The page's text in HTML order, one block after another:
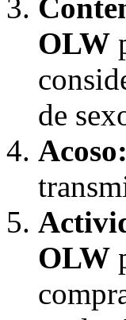
OLW
de
Acoso:
OLW